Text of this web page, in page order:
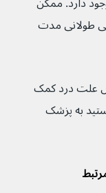
طولانی مدت
علت درد کمک
به پزشک